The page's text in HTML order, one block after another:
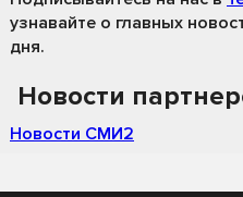
узнавайте о главных
дня.
Новости
Новости СМИ2